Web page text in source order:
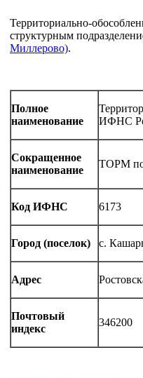
Территориально-
структурным
Миллерово).
Полное
наименование
ИФНС
Сокращенное
наименование
ТОРМ по
Код ИФНС 6173
Город (поселок) с.
Адрес
Почтовый
индекс
346200